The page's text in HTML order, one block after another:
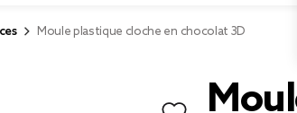
Moule plastique cloche en chocolat 3D